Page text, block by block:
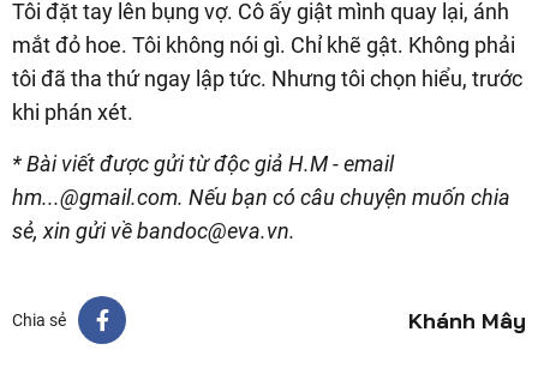
Tôi đặt tay lên bụng vợ. Cô ấy giật mình quay lại, ánh
mắt đỏ hoe. Tôi không nói gì. Chỉ khẽ gật. Không phải
tôi đã tha thứ ngay lập tức. Nhưng tôi chọn hiểu, trước
khi phán xét.
* Bài viết được gửi từ độc giả H.M - email
hm...@gmail.com. Nếu bạn có câu chuyện muốn chia
sẻ, xin gửi về bandoc@eva.vn.
Chia sẻ Khánh Mây